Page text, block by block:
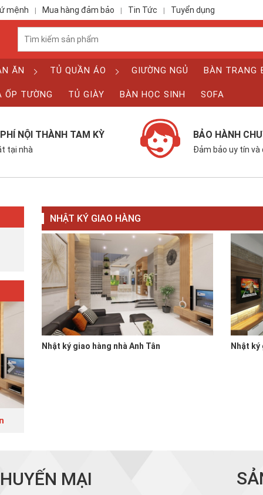
mệnh Mua hàng đảm bảo Tin Tức Tuyển dụng
ĂN TỦ QUẦN ÁO GIƯỜNG NGỦ BÀN TRANG
ỐP TƯỜNG TỦ GIÀY BÀN HỌC SINH SOFA
NỘI THÀNH TAM KỲ
tại nhà
BẢO HÀNH
Đảm bảo uy tín
Next
NHẬT KÝ GIAO HÀNG
Nhật ký giao hàng nhà Anh Tân Nhật ký
MẠI